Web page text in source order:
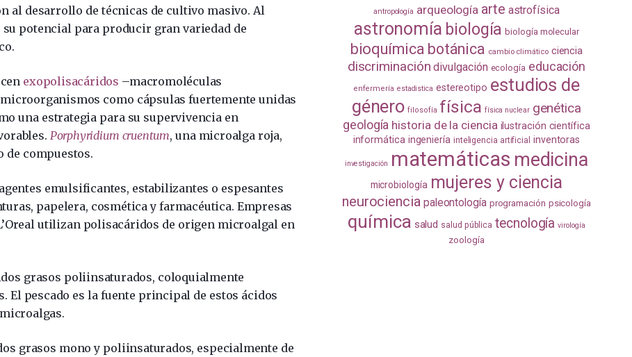
al desarrollo de técnicas de cultivo masivo. Al
potencial para producir gran variedad de
exopolisacáridos –macromoléculas
como cápsulas fuertemente unidas
una estrategia para su supervivencia en
Porphyridium cruentum, una microalga roja,
compuestos.
emulsificantes, estabilizantes o espesantes
papelera, cosmética y farmacéutica. Empresas
utilizan polisacáridos de origen microalgal en
grasos poliinsaturados, coloquialmente
El pescado es la fuente principal de estos ácidos
grasos mono y poliinsaturados, especialmente de
antropología arqueología arte astrofísica
astronomía biología biología molecular
bioquímica botánica cambio climático ciencia
discriminación divulgación ecología educación
enfermería estadistica estereotipo estudios de
género filosofía física física nuclear genética
geología historia de la ciencia ilustración científica
informática ingeniería inteligencia artificial inventoras
investigación matemáticas medicina
microbiología mujeres y ciencia
neurociencia paleontología programación psicología
química salud salud pública tecnología virología
zoología